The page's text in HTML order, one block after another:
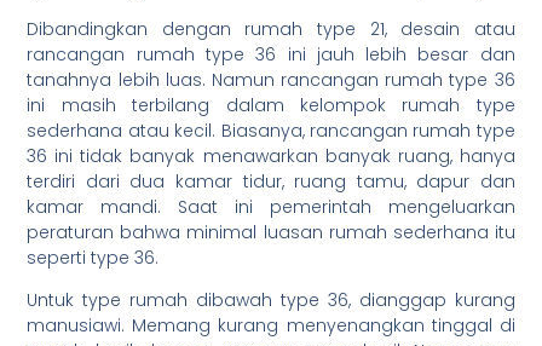
Dibandingkan dengan rumah type 21, desain atau
rancangan rumah type 36 ini jauh lebih besar dan
tanahnya lebih luas. Namun rancangan rumah type 36
ini masih terbilang dalam kelompok rumah type
sederhana atau kecil. Biasanya, rancangan rumah type
36 ini tidak banyak menawarkan banyak ruang, hanya
terdiri dari dua kamar tidur, ruang tamu, dapur dan
kamar mandi. Saat ini pemerintah mengeluarkan
peraturan bahwa minimal luasan rumah sederhana itu
seperti type 36.
Untuk type rumah dibawah type 36, dianggap kurang
manusiawi. Memang kurang menyenangkan tinggal di